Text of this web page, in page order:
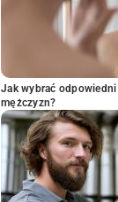
Jak wybrać
mężczyzn?